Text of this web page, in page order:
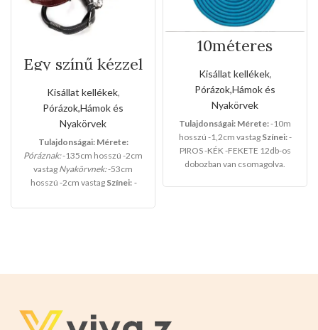
Egy színű kézzel
varrott bőr póráz
és nyakörv
szett(Kis méret)
Kisállat kellékek,
Pórázok,Hámok és
Nyakörvek
Tulajdonságai: Mérete:
Póráznak:-135cm hosszú -2cm
vastag Nyakörvnek:-53cm
hosszú -2cm vastag Színei: -
10méteres
kézipóráz
Kisállat kellékek,
Pórázok,Hámok és
Nyakörvek
Tulajdonságai: Mérete:-10m
hosszú -1,2cm vastag Színei:-
PIROS -KÉK -FEKETE 12db-os
dobozban van csomagolva.